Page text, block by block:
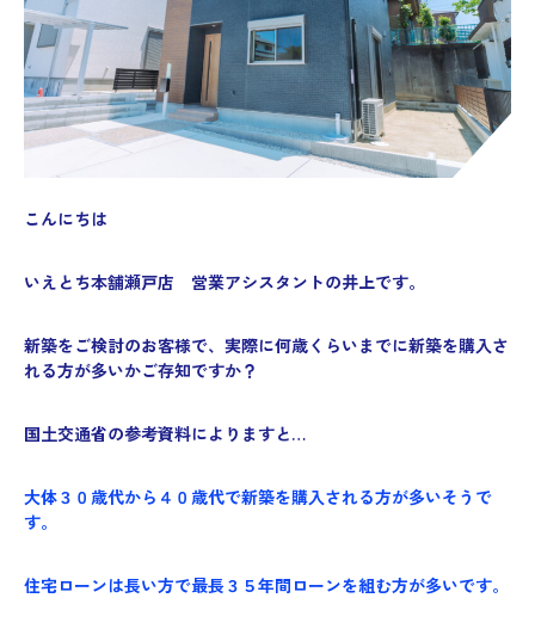
こんにちは
いえとち本舗瀬戸店 営業アシスタントの井上です。
新築をご検討のお客様で、実際に何歳くらいまでに新築を購入さ
れる方が多いかご存知ですか？
国土交通省の参考資料によりますと…
大体３０歳代から４０歳代で新築を購入される方が多いそうで
す。
住宅ローンは長い方で最長３５年間ローンを組む方が多いです。